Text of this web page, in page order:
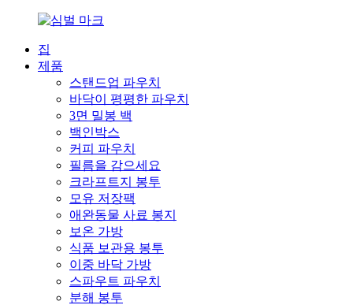
집
제품
스탠드업 파우치
바닥이 평평한 파우치
3면 밀봉 백
백인박스
커피 파우치
필름을 감으세요
크라프트지 봉투
모유 저장팩
애완동물 사료 봉지
보온 가방
식품 보관용 봉투
이중 바닥 가방
스파우트 파우치
분해 봉투